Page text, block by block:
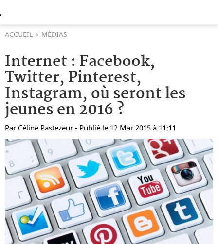
ACCUEIL MÉDIAS
Internet : Facebook,
Twitter, Pinterest,
Instagram, où seront les
jeunes en 2016 ?
Par Céline Pastezeur - Publié le 12 Mar 2015 à 11:11